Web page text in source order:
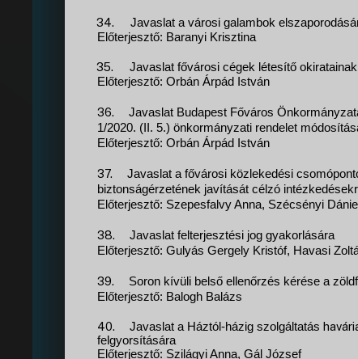
34.
Javaslat a városi galambok
Előterjesztő: Baranyi Krisztina
35.
Javaslat fővárosi cégek létesítő
Előterjesztő: Orbán Árpád István
36.
Javaslat Budapest Főváros
1/2020. (II. 5.) önkormányzati rendelet
Előterjesztő: Orbán Árpád István
37.
Javaslat a fővárosi közlekedési
biztonságérzetének javítását célzó
Előterjesztő: Szepesfalvy Anna, Szécsényi Dániel
38.
Javaslat felterjesztési jog gyakorlására
Előterjesztő: Gulyás Gergely Kristóf, Havasi
39.
Soron kívüli belső ellenőrzés kérése a
Előterjesztő: Balogh Balázs
40. Javaslat a Háztól-házig szolgáltatás
felgyorsítására
Előterjesztő: Szilágyi Anna, Gál József